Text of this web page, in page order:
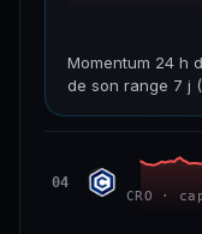
Momentum 24 h
de son range 7 j
3,6 Md$
VAR. 7 J
04 CRO Cronos
CRO ·